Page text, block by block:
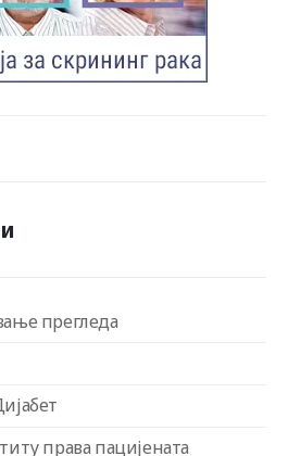
прегледа
права пацијената